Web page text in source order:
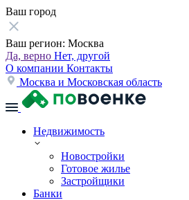
Ваш город
Ваш регион: Москва
Да, верно Нет, другой
О компании Контакты
Москва и Московская область
Недвижимость
Новостройки
Готовое жилье
Застройщики
Банки